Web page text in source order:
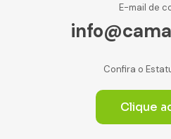
E-mail de
Confira o
Clique